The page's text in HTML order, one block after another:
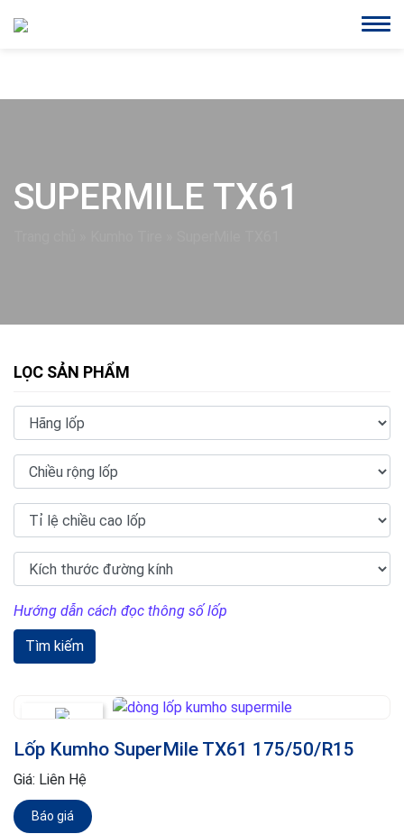
SUPERMILE TX61
LỌC SẢN PHẨM
Hướng dẫn cách đọc thông số lốp
Tìm kiếm
Lốp Kumho SuperMile TX61 175/50/R15
Giá: Liên Hệ
Báo giá